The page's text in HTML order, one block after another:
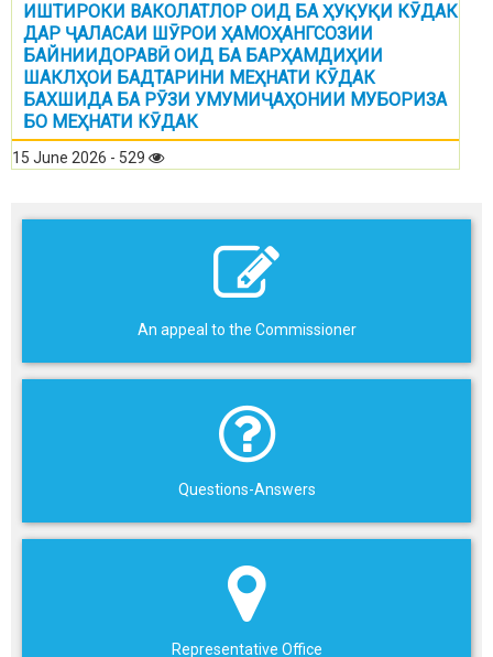
ИШТИРОКИ ВАКОЛАТЛОР ОИД БА ҲУҚУҚИ КӮДАК
ДАР ҶАЛАСАИ ШӮРОИ ҲАМОҲАНГСОЗИИ
БАЙНИИДОРАВӢ ОИД БА БАРҲАМДИҲИИ
ШАКЛҲОИ БАДТАРИНИ МЕҲНАТИ КӮДАК
БАХШИДА БА РӮЗИ УМУМИҶАҲОНИИ МУБОРИЗА
БО МЕҲНАТИ КӮДАК
15 June 2026 - 529
An appeal to the Commissioner
Questions-Answers
Representative Office